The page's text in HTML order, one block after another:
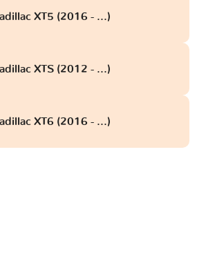
XT5 (2016 - ...)
XTS (2012 - ...)
XT6 (2016 - ...)